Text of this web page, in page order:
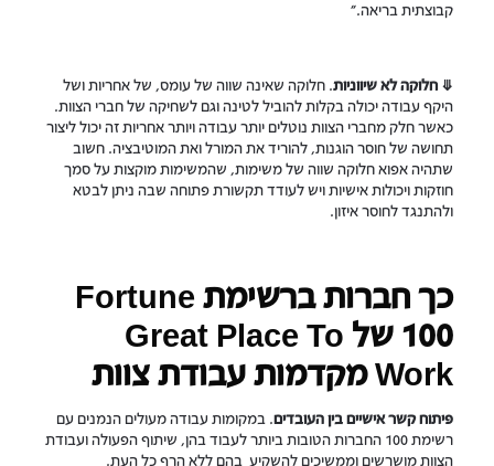
קבוצתית בריאה."
⤋ חלוקה לא שיווניות. חלוקה שאינה שווה של עומס, של אחריות ושל
היקף עבודה יכולה בקלות להוביל לטינה וגם לשחיקה של חברי הצוות.
כאשר חלק מחברי הצוות נוטלים יותר עבודה ויותר אחריות זה יכול ליצור
תחושה של חוסר הוגנות, להוריד את המורל ואת המוטיבציה. חשוב
שתהיה אפוא חלוקה שווה של משימות, שהמשימות מוקצות על סמך
חוזקות ויכולות אישיות ויש לעודד תקשורת פתוחה שבה ניתן לבטא
ולהתנגד לחוסר איזון.
כך חברות ברשימת Fortune
100 של Great Place To
Work מקדמות עבודת צוות
פיתוח קשר אישיים בין העובדים. במקומות עבודה מעולים הנמנים עם
רשימת 100 החברות הטובות ביותר לעבוד בהן, שיתוף הפעולה ועבודת
הצוות מושרשים וממשיכים להשקיע בהם ללא הרף כל העת.